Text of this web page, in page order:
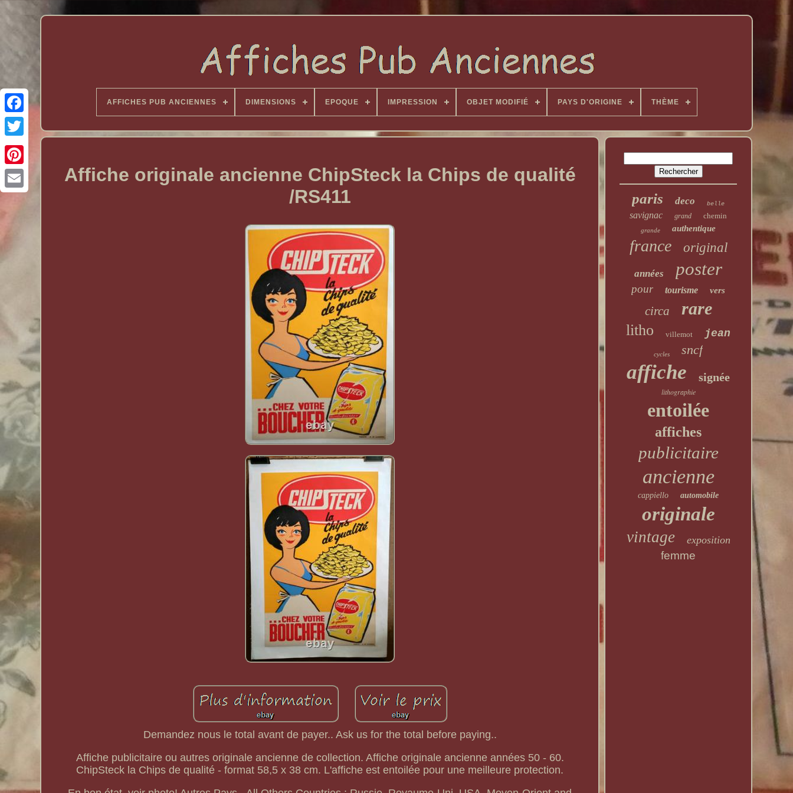
AFFICHES PUB ANCIENNES DIMENSIONS EPOQUE IMPRESSION OBJET MODIFIÉ PAYS D'ORIGINE THÈME
Affiche originale ancienne ChipSteck la Chips de qualité
/RS411
Demandez nous le total avant de payer.. Ask us for the total before paying..
Affiche publicitaire ou autres originale ancienne de collection. Affiche originale ancienne années 50 - 60.
ChipSteck la Chips de qualité - format 58,5 x 38 cm. L'affiche est entoilée pour une meilleure protection.
paris deco belle
savignac grand chemin
grande authentique
france original
années poster
pour tourisme vers
circa rare
litho villemot jean
cycles sncf
affiche signée
lithographie
entoilée
affiches
publicitaire
ancienne
cappiello automobile
originale
vintage exposition
femme